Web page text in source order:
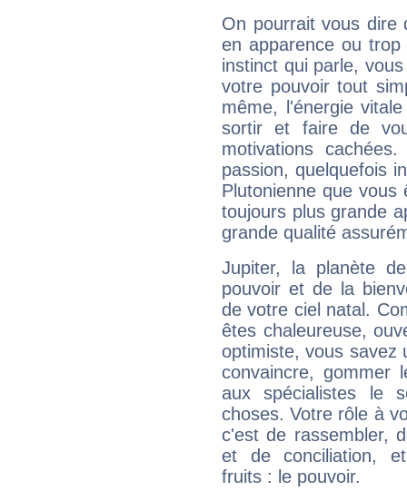
On pourrait vous dire
en apparence ou
instinct qui parle,
votre pouvoir tout
même, l'énergie
sortir et faire de
motivations
passion, quelquefois
Plutonienne que
toujours plus grande
grande qualité
Jupiter, la planète
pouvoir et de la
de votre ciel natal.
êtes chaleureuse,
optimiste, vous savez
convaincre, gommer
aux spécialistes le
choses. Votre rôle à
c'est de rassembler,
et de conciliation,
fruits : le pouvoir.